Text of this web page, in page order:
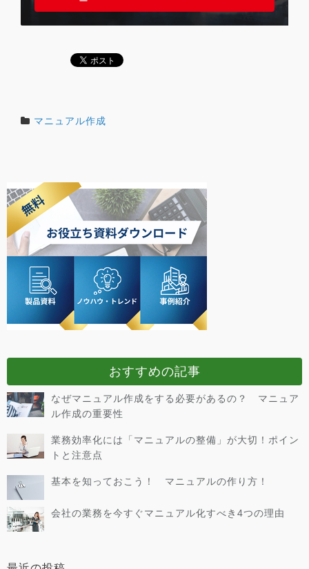
マニュアル作成
おすすめの記事
なぜマニュアル作成をする必要があるの？ マニュア
ル作成の重要性
業務効率化には「マニュアルの整備」が大切！ポイン
トと注意点
基本を知っておこう！ マニュアルの作り方！
会社の業務を今すぐマニュアル化すべき4つの理由